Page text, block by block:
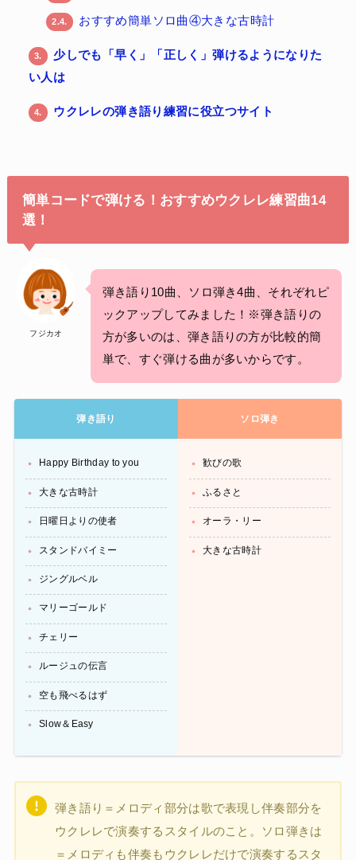
2.4. おすすめ簡単ソロ曲④大きな古時計
3.
少しでも「早く」「正しく」弾けるようになりた
い人は
4. ウクレレの弾き語り練習に役立つサイト
簡単コードで弾ける！おすすめウクレレ練習曲14
選！
フジカオ
弾き語り10曲、ソロ弾き4曲、それぞれピ
ックアップしてみました！※弾き語りの
方が多いのは、弾き語りの方が比較的簡
単で、すぐ弾ける曲が多いからです。
弾き語り
Happy Birthday to you
大きな古時計
日曜日よりの使者
スタンドバイミー
ジングルベル
マリーゴールド
チェリー
ルージュの伝言
空も飛べるはず
Slow＆Easy
ソロ弾き
歓びの歌
ふるさと
オーラ・リー
大きな古時計
弾き語り＝メロディ部分は歌で表現し伴奏部分を
ウクレレで演奏するスタイルのこと。ソロ弾きは
＝メロディも伴奏もウクレレだけで演奏するスタ